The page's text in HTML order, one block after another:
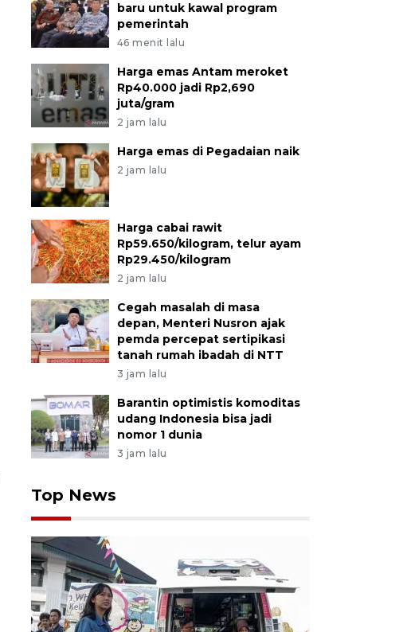
baru untuk kawal program
pemerintah
46 menit lalu
Harga emas Antam meroket
Rp40.000 jadi Rp2,690
juta/gram
2 jam lalu
Harga emas di Pegadaian naik
2 jam lalu
Harga cabai rawit
Rp59.650/kilogram, telur ayam
Rp29.450/kilogram
2 jam lalu
Cegah masalah di masa
depan, Menteri Nusron ajak
pemda percepat sertipikasi
tanah rumah ibadah di NTT
3 jam lalu
Barantin optimistis komoditas
udang Indonesia bisa jadi
nomor 1 dunia
3 jam lalu
Top News